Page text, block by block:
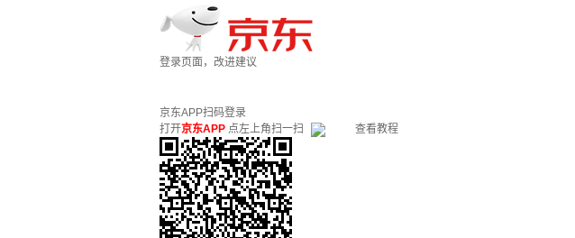
登录页面，改进建议
京东APP扫码登录
打开京东APP 点左上角扫一扫 查看教程